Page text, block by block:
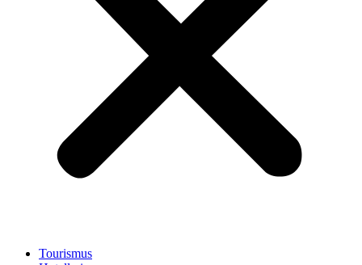
Tourismus